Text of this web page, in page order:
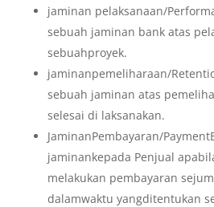
jaminan pelaksanaan/
sebuah jaminan bank atas
sebuahproyek.
jaminanpemeliharaan/
sebuah jaminan atas
selesai di laksanakan.
JaminanPembayaran/
jaminankepada Penjual
melakukan pembayaran
dalamwaktu yangditentukan